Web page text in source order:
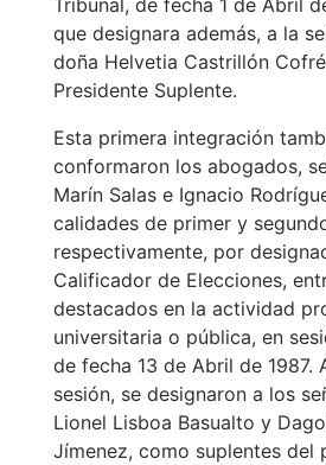
que designara además, a la
doña Helvetia Castrillón
Presidente Suplente.
Esta primera integración
conformaron los abogados,
Marín Salas e Ignacio
calidades de primer y
respectivamente, por
Calificador de Elecciones,
destacados en la actividad
universitaria o pública, en
de fecha 13 de Abril de 1987.
sesión, se designaron a los
Lionel Lisboa Basualto y
Jímenez, como suplentes del